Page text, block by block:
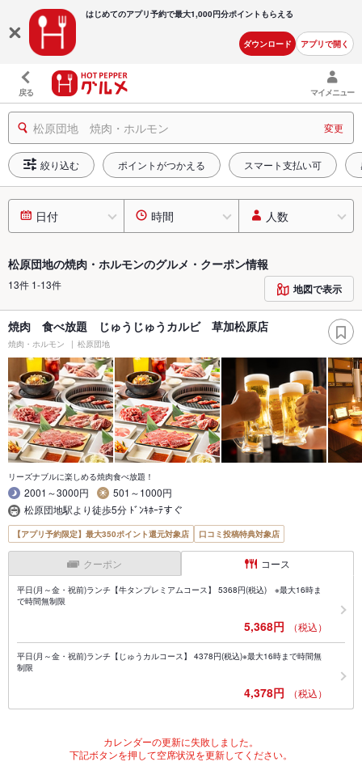
はじめてのアプリ予約で最大1,000円分ポイントもらえる
ダウンロード アプリで開く
戻る マイメニュー
松原団地 焼肉・ホルモン 変更
絞り込む ポイントがつかえる スマート支払い可
日付 時間 人数
松原団地の焼肉・ホルモンのグルメ・クーポン情報
13件 1-13件 地図で表示
焼肉 食べ放題 じゅうじゅうカルビ 草加松原店
焼肉・ホルモン 松原団地
リーズナブルに楽しめる焼肉食べ放題！
2001～3000円
501～1000円
松原団地駅より徒歩5分 ﾄﾞﾝｷﾎｰﾃすぐ
【アプリ予約限定】最大350ポイント還元対象店 口コミ投稿特典対象店
クーポン コース
平日(月～金・祝前)ランチ【牛タンプレミアムコース】 5368円(税込) ※最大16時ま
で時間無制限
5,368円 （税込）
平日(月～金・祝前)ランチ【じゅうカルコース】 4378円(税込)※最大16時まで時間無
制限
4,378円 （税込）
カレンダーの更新に失敗しました。
下記ボタンを押して空席状況を更新してください。